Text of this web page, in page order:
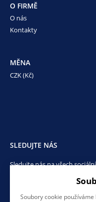
O FIRMĚ
O nás
Kontakty
MĚNA
CZK (Kč)
SLEDUJTE NÁS
Sledujte nás na všech
Soubory cookie